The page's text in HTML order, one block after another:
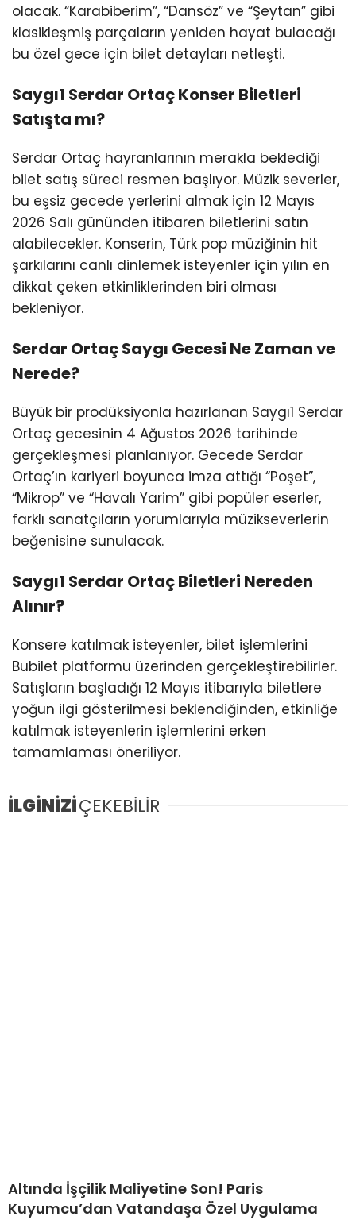
Facebook
Youtube
olacak. “Karabiberim”, “Dansöz” ve “Şeytan” gibi
klasikleşmiş parçaların yeniden hayat bulacağı
bu özel gece için bilet detayları netleşti.
Saygı1 Serdar Ortaç Konser Biletleri
Satışta mı?
Serdar Ortaç hayranlarının merakla beklediği
bilet satış süreci resmen başlıyor. Müzik severler,
bu eşsiz gecede yerlerini almak için 12 Mayıs
2026 Salı gününden itibaren biletlerini satın
alabilecekler. Konserin, Türk pop müziğinin hit
şarkılarını canlı dinlemek isteyenler için yılın en
dikkat çeken etkinliklerinden biri olması
bekleniyor.
Serdar Ortaç Saygı Gecesi Ne Zaman ve
Nerede?
Büyük bir prodüksiyonla hazırlanan Saygı1 Serdar
Ortaç gecesinin 4 Ağustos 2026 tarihinde
gerçekleşmesi planlanıyor. Gecede Serdar
Ortaç’ın kariyeri boyunca imza attığı “Poşet”,
“Mikrop” ve “Havalı Yarim” gibi popüler eserler,
farklı sanatçıların yorumlarıyla müzikseverlerin
beğenisine sunulacak.
Saygı1 Serdar Ortaç Biletleri Nereden
Alınır?
Konsere katılmak isteyenler, bilet işlemlerini
Bubilet platformu üzerinden gerçekleştirebilirler.
Satışların başladığı 12 Mayıs itibarıyla biletlere
yoğun ilgi gösterilmesi beklendiğinden, etkinliğe
katılmak isteyenlerin işlemlerini erken
tamamlaması öneriliyor.
İLGİNİZİÇEKEBİLİR
Altında İşçilik Maliyetine Son! Paris
Kuyumcu’dan Vatandaşa Özel Uygulama